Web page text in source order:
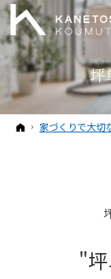
坪
ホーム
家づくりで大切
"